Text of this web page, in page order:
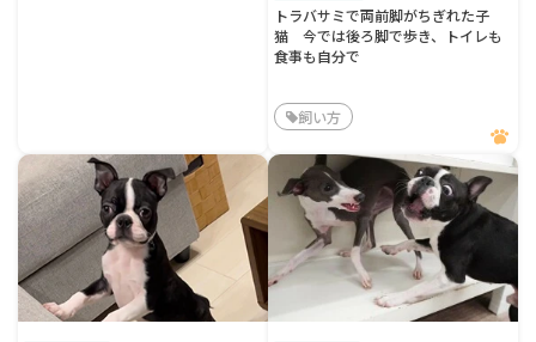
トラバサミで両前脚がちぎれた子
猫 今では後ろ脚で歩き、トイレも
食事も自分で
飼い方